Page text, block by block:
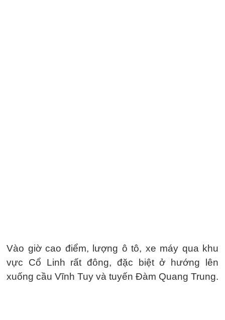
Vào giờ cao điểm, lượng ô tô, xe máy qua khu
vực Cổ Linh rất đông, đặc biệt ở hướng lên
xuống cầu Vĩnh Tuy và tuyến Đàm Quang Trung.